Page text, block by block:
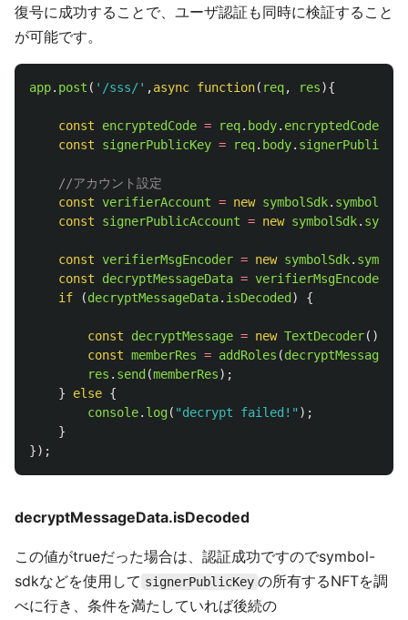
復号に成功することで、ユーザ認証も同時に検証すること
が可能です。
app. post ( ' /sss/' ,async function( req, res){
const encryptedCode = req. body. encryptedCode
const
signerPublicKey = req. body. signerPublicKey
//アカウント設定
const verifierAccount = new symbolSdk. symbol
const
signerPublicAccount = new symbolSdk. symbol
const verifierMsgEncoder = new symbolSdk. symbol
const
decryptMessageData = verifierMsgEncoder
if
(decryptMessageData. isDecoded ) {
const decryptMessage = new TextDecoder().
const memberRes = addRoles (decryptMessage
res . send (memberRes);
}
else {
console. log( "decrypt failed! " );
}
});
decryptMessageData.isDecoded
この値がtrueだった場合は、認証成功ですのでsymbol-
sdkなどを使用して signerPublicKey の所有するNFTを調
べに行き、条件を満たしていれば後続の